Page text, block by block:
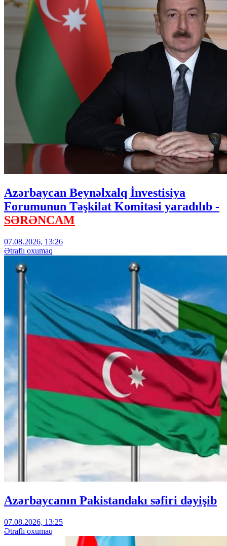
Azərbaycan Beynəlxalq İnvestisiya
Forumunun Təşkilat Komitəsi yaradılıb -
SƏRƏNCAM
07.08.2026, 13:26
Ətraflı oxumaq
Azərbaycanın Pakistandakı səfiri dəyişib
07.08.2026, 13:25
Ətraflı oxumaq